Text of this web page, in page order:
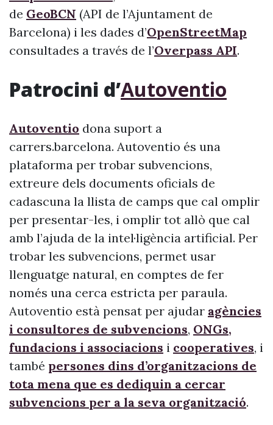
de GeoBCN (API de l’Ajuntament de
Barcelona) i les dades d’OpenStreetMap
consultades a través de l’Overpass API.
Patrocini d’Autoventio
Autoventio dona suport a
carrers.barcelona. Autoventio és una
plataforma per trobar subvencions,
extreure dels documents oficials de
cadascuna la llista de camps que cal omplir
per presentar-les, i omplir tot allò que cal
amb l’ajuda de la intel·ligència artificial. Per
trobar les subvencions, permet usar
llenguatge natural, en comptes de fer
només una cerca estricta per paraula.
Autoventio està pensat per ajudar agències
i consultores de subvencions, ONGs,
fundacions i associacions i cooperatives, i
també persones dins d’organitzacions de
tota mena que es dediquin a cercar
subvencions per a la seva organització.